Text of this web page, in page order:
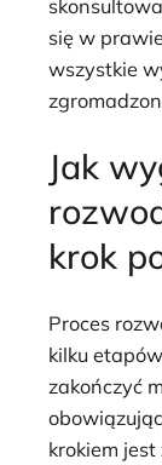
się w
wszystkie
Jak
krok
Proces
kilku
zakończyć
krokiem jest